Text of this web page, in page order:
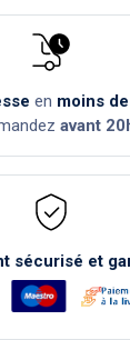
en moins
avant
sécurisé et